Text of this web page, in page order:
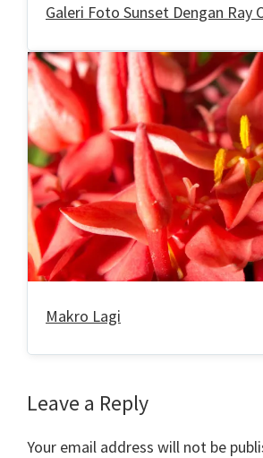
Galeri Foto Sunset Dengan Ray
Makro Lagi
Reader
Interactions
Leave a Reply
Your email address will not be